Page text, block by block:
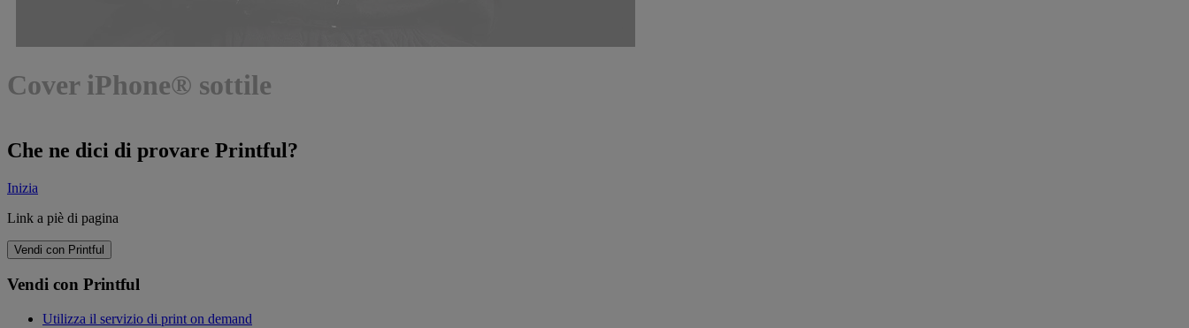
Cover iPhone® sottile
Che ne dici di provare Printful?
Inizia
Link a piè di pagina
Vendi con Printful
Vendi con Printful
Utilizza il servizio di print on demand